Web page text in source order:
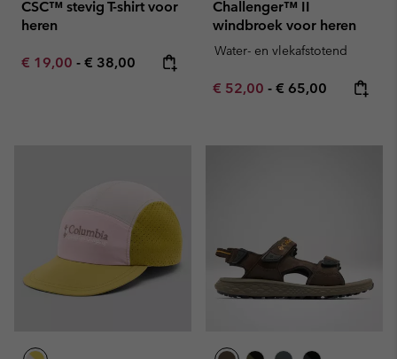
CSC™ stevig T-shirt voor
heren
Minimum sale price:
€ 19,00 - Maximum price:
€ 38,00
Challenger™ II
windbroek voor heren
Water- en vlekafstotend
Minimum sale price:
€ 52,00 - Maximum price:
€ 65,00